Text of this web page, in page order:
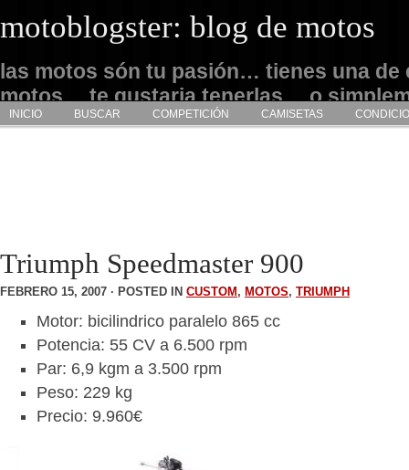
motoblogster: blog de motos
las motos són tu pasión… tienes una de
motos… te gustaria tenerlas… o
admirarlas… este es tu sitio
INICIO BUSCAR COMPETICIÓN CAMISETAS
Triumph Speedmaster 900
FEBRERO 15, 2007 · POSTED IN CUSTOM , MOTOS, TRIUMPH
Motor: bicilindrico paralelo 865 cc
Potencia: 55 CV a 6.500 rpm
Par: 6,9 kgm a 3.500 rpm
Peso: 229 kg
Precio: 9.960€